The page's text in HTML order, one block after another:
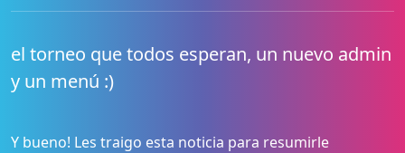
el torneo que todos esperan, un nuevo admin
y un menú :)
Y bueno! Les traigo esta noticia para resumirle